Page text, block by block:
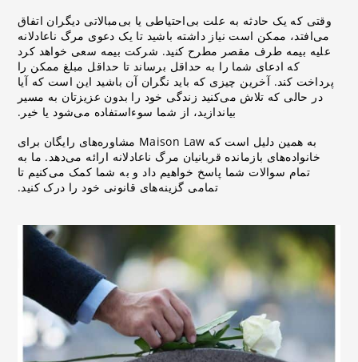
وقتی که یک حادثه به علت بی‌احتیاطی یا بی‌مبالاتی دیگران اتفاق
می‌افتد، ممکن است نیاز داشته باشید تا یک دعوی مرگ ناعادلانه
علیه بیمه طرف مقصر مطرح کنید. شرکت بیمه سعی خواهد کرد
که ادعای شما را به حداقل برساند تا حداقل مبلغ ممکن را
پرداخت کند. آخرین چیزی که باید نگران آن باشید این است که آیا
در حالی که تلاش می‌کنید زندگی خود را بدون عزیزتان به مسیر
بیاندازید، از شما سوءاستفاده می‌شود یا خیر.
به همین دلیل است که Maison Law مشاوره‌های رایگان برای
خانواده‌های بازمانده قربانیان مرگ ناعادلانه ارائه می‌دهد. ما به
تمام سوالات شما پاسخ خواهیم داد و به شما کمک می‌کنیم تا
تمامی گزینه‌های قانونی خود را درک کنید.